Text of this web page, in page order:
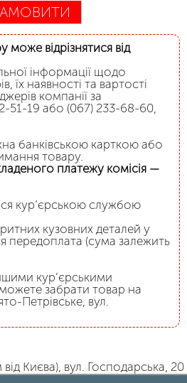
може відрізнятися від
інформації щодо
їх наявності та вартості
компанії за
51-19 або (067) 233-68-60,
банківською карткою або
товару.
платежу комісія —
кур’єрською службою
кузовних деталей у
передоплата (сума залежить
кур’єрськими
забрати товар на
Петрівське, вул.
Києва), вул. Господарська, 20